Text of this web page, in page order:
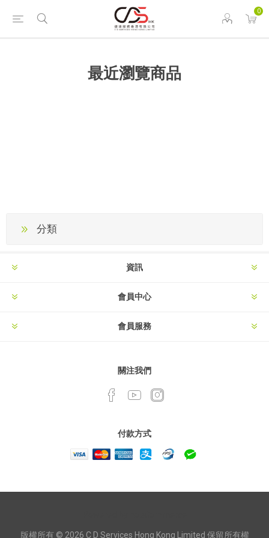
0
最近瀏覽商品
分類
資訊
會員中心
會員服務
關注我們
付款方式
版權所有 © 2026 C D Services Hong Kong Limited 保留所有權